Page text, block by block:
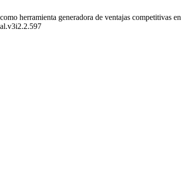
herramienta generadora de ventajas competitivas